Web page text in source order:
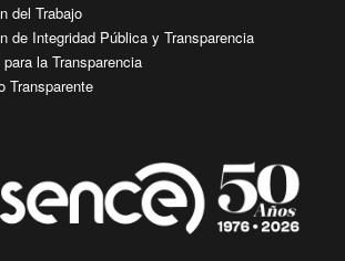
del Trabajo
de Integridad Pública y Transparencia
la Transparencia
Transparente